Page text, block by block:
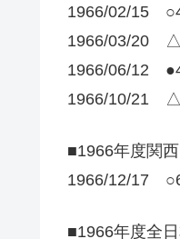
1966/02/15
1966/03/20
1966/06/12
1966/10/21
■1966年度関
1966/12/17
■1966年度全